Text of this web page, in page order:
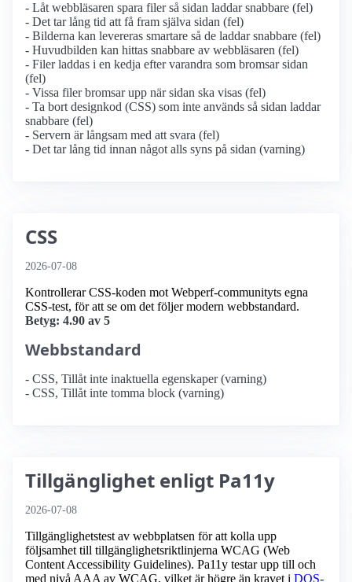
- Låt webbläsaren spara filer så sidan laddar snabbare (fel)
- Det tar lång tid att få fram själva sidan (fel)
- Bilderna kan levereras smartare så de laddar snabbare (fel)
- Huvudbilden kan hittas snabbare av webbläsaren (fel)
- Filer laddas i en kedja efter varandra som bromsar sidan
(fel)
- Vissa filer bromsar upp när sidan ska visas (fel)
- Ta bort designkod (CSS) som inte används så sidan laddar
snabbare (fel)
- Servern är långsam med att svara (fel)
- Det tar lång tid innan något alls syns på sidan (varning)
CSS
2026-07-08
Kontrollerar CSS-koden mot Webperf-communityts egna
CSS-test, för att se om det följer modern webbstandard.
Betyg: 4.90 av 5
Webbstandard
- CSS, Tillåt inte inaktuella egenskaper (varning)
- CSS, Tillåt inte tomma block (varning)
Tillgänglighet enligt Pa11y
2026-07-08
Tillgänglighetstest av webbplatsen för att kolla upp
följsamhet till tillgänglighets­riktlinjerna WCAG (Web
Content Accessibility Guidelines). Pa11y testar upp till och
med nivå AAA av WCAG, vilket är högre än kravet i DOS-